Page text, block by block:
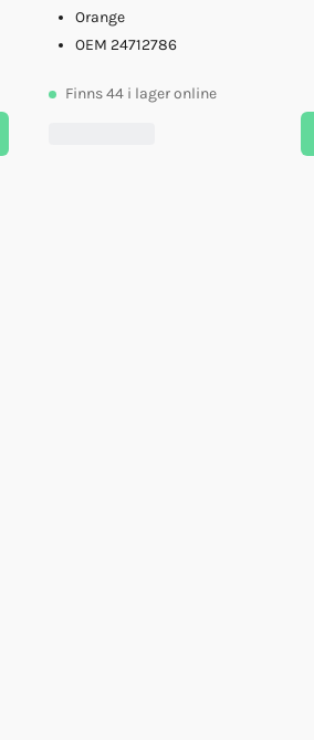
Orange
OEM 24712786
Finns44 i lager online